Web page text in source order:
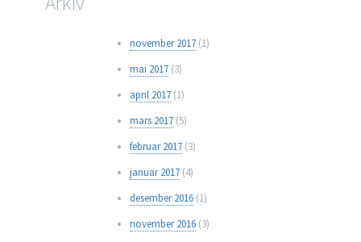
november 2017(1)
mai 2017(3)
april 2017(1)
mars 2017(5)
februar 2017(3)
januar 2017(4)
desember 2016(1)
november 2016(3)